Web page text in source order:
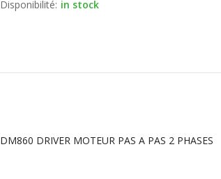
Disponibilité: in stock
DM860 DRIVER MOTEUR PAS A PAS 2 PHASES